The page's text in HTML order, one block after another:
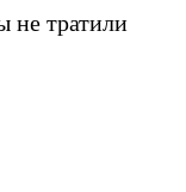
не тратили